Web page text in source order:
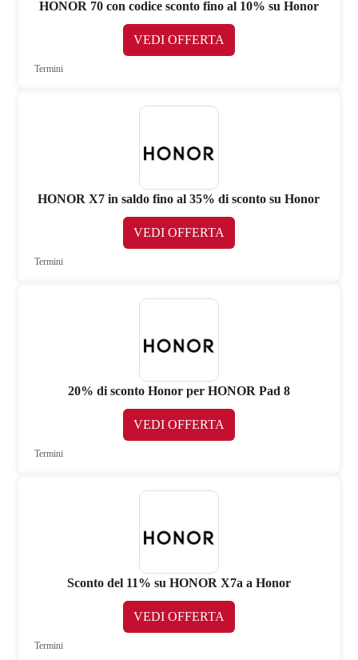
HONOR 70 con codice sconto fino al 10% su Honor
VEDI OFFERTA
Termini
HONOR X7 in saldo fino al 35% di sconto su Honor
VEDI OFFERTA
Termini
20% di sconto Honor per HONOR Pad 8
VEDI OFFERTA
Termini
Sconto del 11% su HONOR X7a a Honor
VEDI OFFERTA
Termini